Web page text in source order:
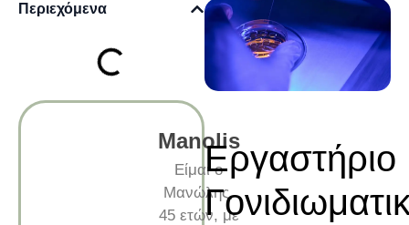
Περιεχόμενα
Manolis
Είμαι ο
Μανώλης,
45 ετών, με
Εργαστήριο